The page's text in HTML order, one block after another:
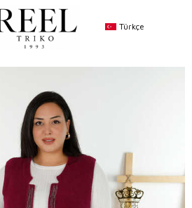
Türkçe